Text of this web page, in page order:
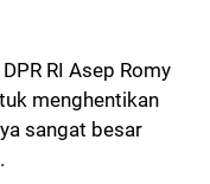
RI Asep Romy
menghentikan
sangat besar